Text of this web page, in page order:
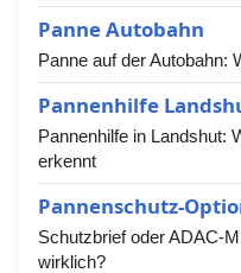
Panne Autobahn
Panne auf der Autobahn:
Pannenhilfe
Pannenhilfe in Landshut:
erkennt
Pannenschutz-
Schutzbrief oder ADAC-
wirklich?